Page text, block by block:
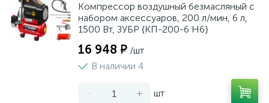
Компрессор воздушный безмасляный с
набором аксессуаров, 200 л/мин, 6 л,
1500 Вт, ЗУБР {КП-200-6 Н6}
16 948 ₽ /шт
В наличии 4
- + шт